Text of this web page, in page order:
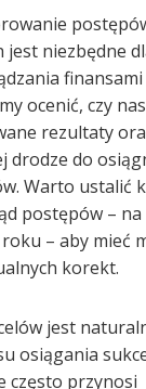
jest niezbędne
ocenić, czy
rezultaty
drodze do
Warto ustalić
postępów – na
roku – aby mieć
korekt.
jest
osiągania
często przynosi